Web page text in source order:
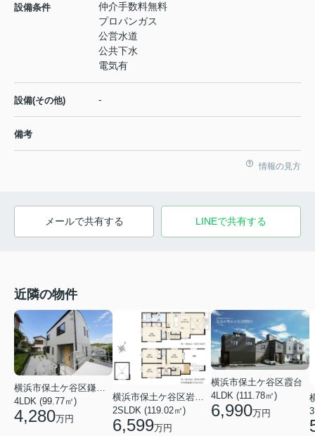
設備条件
仲介手数料無料
プロパンガス
公営水道
公共下水
電気有
設備(その他) -
備考
情報の見方
メールで共有する LINEで共有する
近隣の物件
横浜市保土ケ谷区鎌谷町
4LDK (99.77㎡)
4,280万円
2SLDK (119.02㎡)
6,599万円
横浜市保土ケ谷区霞台
4LDK (111.78㎡)
6,990万円